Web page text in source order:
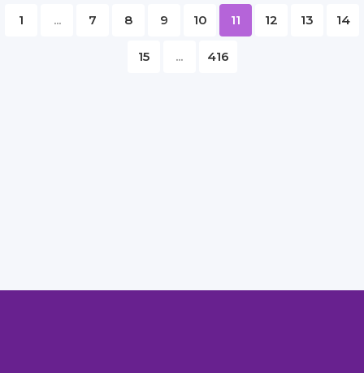
1 ... 7 8 9 10 11 12 13 14
15 ... 416